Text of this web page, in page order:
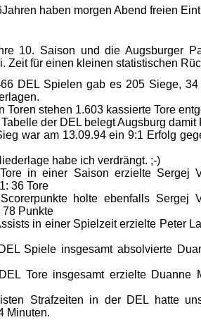
haben morgen Abend freien
10. Saison und die Augsburger
Zeit für einen kleinen statistischen
DEL Spielen gab es 205 Siege,
Toren stehen 1.603 kassierte Tore
Tabelle der DEL belegt Augsburg damit
war am 13.09.94 ein 9:1 Erfolg
habe ich verdrängt. ;-)
in einer Saison erzielte Sergej
36 Tore
holte ebenfalls Sergej
78 Punkte
in einer Spielzeit erzielte Peter
Spiele insgesamt absolvierte
Tore insgesamt erzielte Duanne
Strafzeiten in der DEL hatte
Minuten.